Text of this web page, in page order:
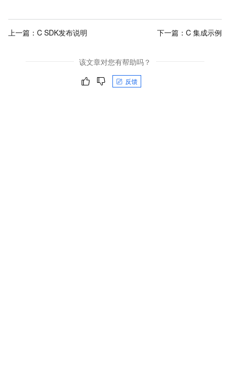
上一篇： C SDK发布说明 下一篇： C 集成示例
该文章对您有帮助吗？
反馈